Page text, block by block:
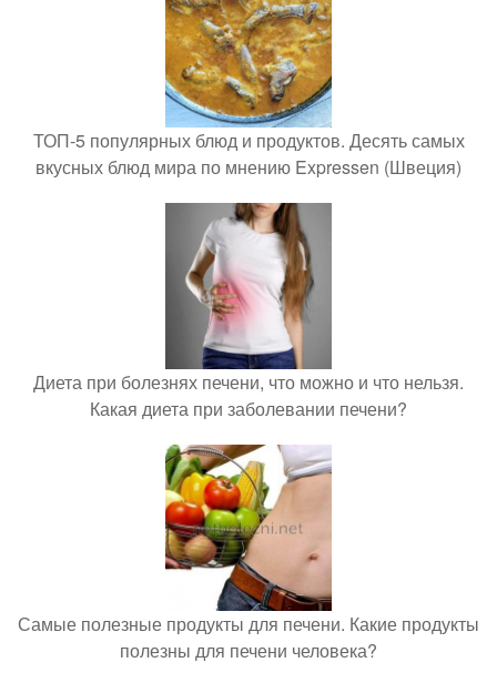
ТОП-5 популярных блюд и продуктов. Десять самых
вкусных блюд мира по мнению Expressen (Швеция)
Диета при болезнях печени, что можно и что нельзя.
Какая диета при заболевании печени?
Самые полезные продукты для печени. Какие продукты
полезны для печени человека?